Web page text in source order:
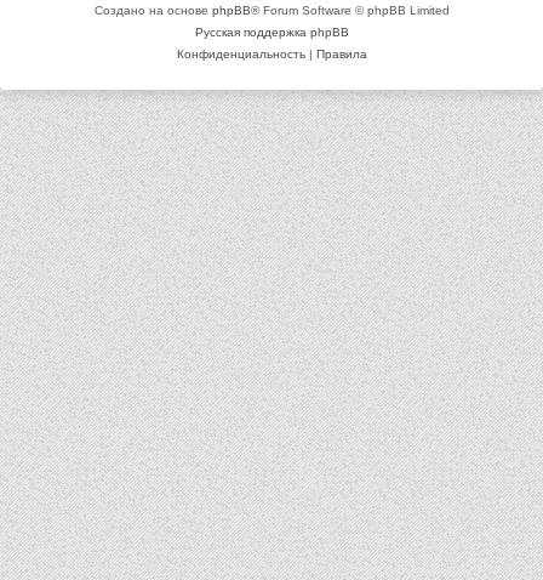
Создано на основе phpBB® Forum Software © phpBB Limited
Русская поддержка phpBB
Конфиденциальность| Правила